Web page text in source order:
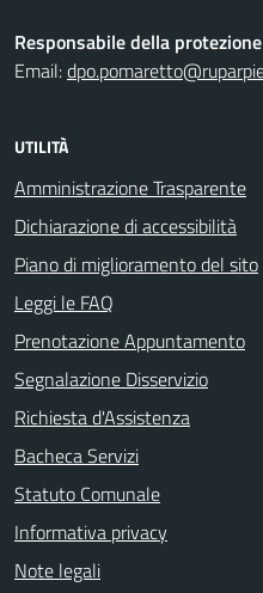
Responsabile della
Email:
UTILITÀ
Amministrazione Trasparente
Dichiarazione di accessibilità
Piano di miglioramento del sito
Leggi le FAQ
Prenotazione Appuntamento
Segnalazione Disservizio
Richiesta d'Assistenza
Bacheca Servizi
Statuto Comunale
Informativa privacy
Note legali